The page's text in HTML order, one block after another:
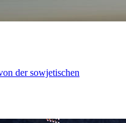
der sowjetischen